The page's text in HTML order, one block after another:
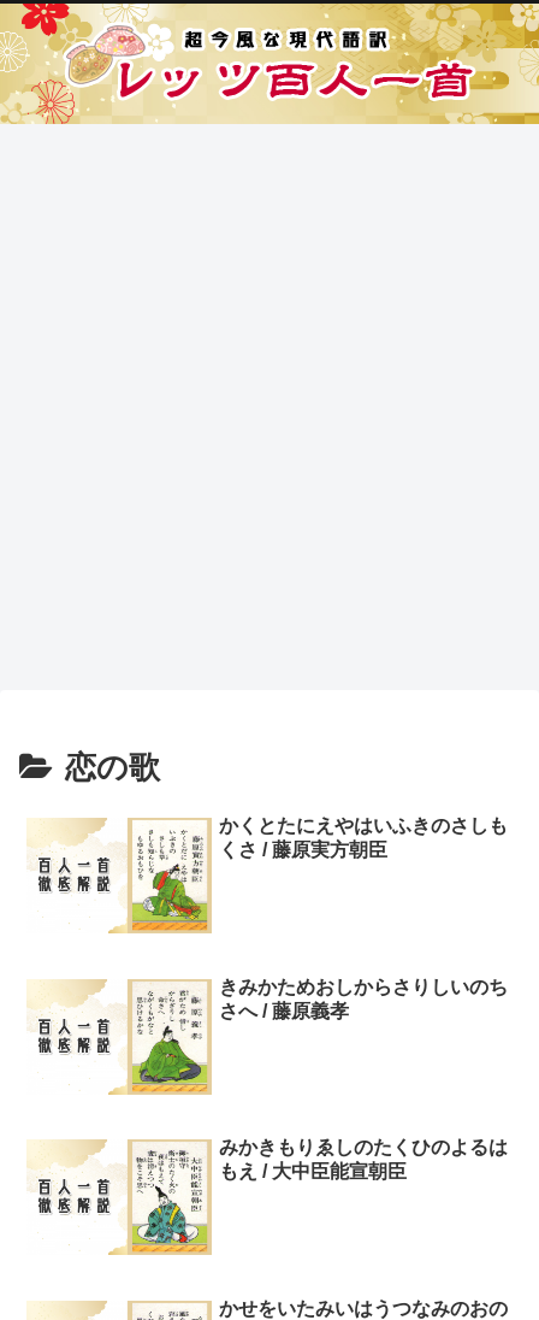
恋の歌
かくとたにえやはいふきのさしも
くさ / 藤原実方朝臣
きみかためおしからさりしいのち
さへ / 藤原義孝
みかきもりゑしのたくひのよるは
もえ / 大中臣能宣朝臣
かせをいたみいはうつなみのおの